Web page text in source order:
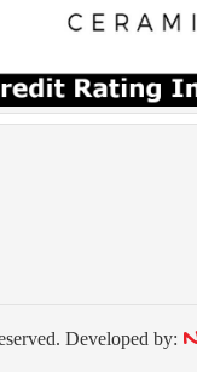
Developed by: